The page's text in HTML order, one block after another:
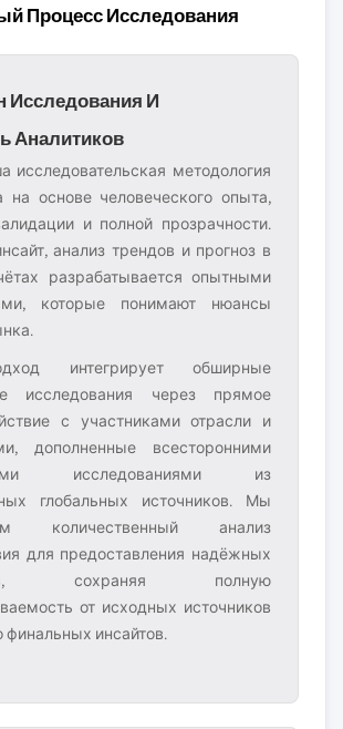
Процесс Исследования
Исследования И
Аналитиков
исследовательская методология
на основе человеческого опыта,
и полной прозрачности.
анализ трендов и прогноз в
разрабатывается опытными
которые понимают нюансы
интегрирует обширные
исследования через прямое
с участниками отрасли и
дополненные всесторонними
исследованиями из
глобальных источников. Мы
количественный анализ
для предоставления надёжных
сохраняя полную
от исходных источников
инсайтов.